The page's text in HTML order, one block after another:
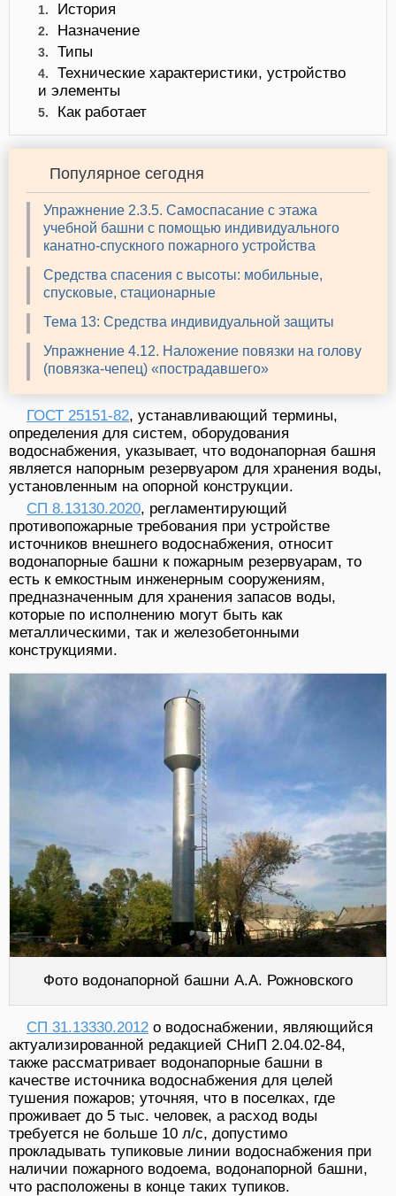
1. История
2. Назначение
3. Типы
4.
Технические характеристики, устройство
и элементы
5. Как работает
Популярное сегодня
Упражнение 2.3.5. Самоспасание с этажа
учебной башни с помощью индивидуального
канатно-спускного пожарного устройства
Средства спасения с высоты: мобильные,
спусковые, стационарные
Тема 13: Средства индивидуальной защиты
Упражнение 4.12. Наложение повязки на голову
(повязка-чепец) «пострадавшего»
ГОСТ 25151-82, устанавливающий термины,
определения для систем, оборудования
водоснабжения, указывает, что водонапорная башня
является напорным резервуаром для хранения воды,
установленным на опорной конструкции.
СП 8.13130.2020, регламентирующий
противопожарные требования при устройстве
источников внешнего водоснабжения, относит
водонапорные башни к пожарным резервуарам, то
есть к емкостным инженерным сооружениям,
предназначенным для хранения запасов воды,
которые по исполнению могут быть как
металлическими, так и железобетонными
конструкциями.
Фото водонапорной башни А.А. Рожновского
СП 31.13330.2012 о водоснабжении, являющийся
актуализированной редакцией СНиП 2.04.02-84,
также рассматривает водонапорные башни в
качестве источника водоснабжения для целей
тушения пожаров; уточняя, что в поселках, где
проживает до 5 тыс. человек, а расход воды
требуется не больше 10 л/с, допустимо
прокладывать тупиковые линии водоснабжения при
наличии пожарного водоема, водонапорной башни,
что расположены в конце таких тупиков.